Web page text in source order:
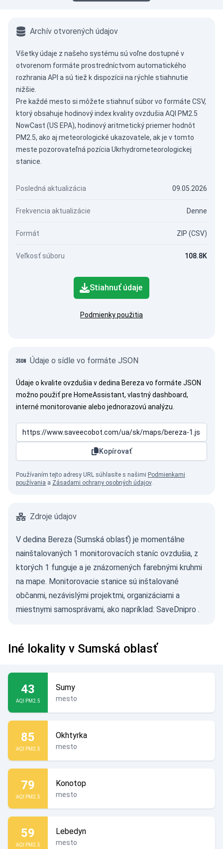
Archív otvorených údajov
Všetky údaje z našeho systému sú voľne dostupné v
otvorenom formáte prostredníctvom automatického
rozhrania API a sú tiež k dispozícii na rýchle stiahnutie
nižšie.
Pre každé mesto si môžete stiahnuť súbor vo formáte CSV,
ktorý obsahuje hodinový index kvality ovzdušia AQI PM2.5
NowCast (US EPA), hodinový aritmetický priemer hodnôt
PM2.5, ako aj meteorologické ukazovatele, ak je v tomto
meste pozorovateľná pozícia Ukrhydrometeorologickej
stanice.
Posledná aktualizácia 09.05.2026
Frekvencia aktualizácie Denne
Formát ZIP (CSV)
Veľkosť súboru 108.8K
Stiahnuť údaje
Podmienky použitia
Údaje o sídle vo formáte JSON
Údaje o kvalite ovzdušia v dedina Bereza vo formáte JSON
možno použiť pre HomeAssistant, vlastný dashboard,
interné monitorovanie alebo jednorazovú analýzu.
Kopírovať
Používaním tejto adresy URL súhlasíte s našimi Podmienkami
používania a Zásadami ochrany osobných údajov.
Zdroje údajov
V dedina Bereza (Sumská oblasť) je momentálne
nainštalovaných 1 monitorovacích staníc ovzdušia, z
ktorých 1 funguje a je znázornených farebnými kruhmi
na mape. Monitorovacie stanice sú inštalované
občanmi, nezávislými projektmi, organizáciami a
miestnymi samosprávami, ako napríklad: SaveDnipro .
Iné lokality v Sumská oblasť
43
AQI PM2.5
Sumy
mesto
85
AQI PM2.5
Okhtyrka
mesto
79
AQI PM2.5
Konotop
mesto
59
AQI PM2.5
Lebedyn
mesto